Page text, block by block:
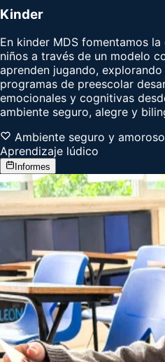
Kinder
En kinder MDS fomentamos
niños a través de un modelo
aprenden jugando,
programas de preescolar
emocionales y cognitivas
ambiente seguro, alegre y
Ambiente seguro y amoroso
Aprendizaje lúdico
Informes